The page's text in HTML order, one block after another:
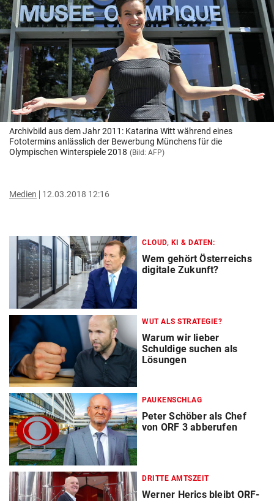
Archivbild aus dem Jahr 2011: Katarina Witt während eines
Fototermins anlässlich der Bewerbung Münchens für die
Olympischen Winterspiele 2018 (Bild: AFP)
Medien 12.03.2018 12:16
CLOUD, KI & DATEN:
Wem gehört Österreichs
digitale Zukunft?
WUT ALS STRATEGIE?
Warum wir lieber
Schuldige suchen als
Lösungen
PAUKENSCHLAG
Peter Schöber als Chef
von ORF 3 abberufen
DRITTE AMTSZEIT
Werner Herics bleibt ORF-